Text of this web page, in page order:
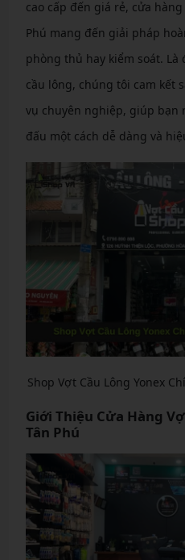
cao cấp đến giá rẻ, cửa hàng
Phú mang đến giải pháp
phòng thủ hay kiểm soát.
cầu lông, chúng tôi cam kết
vụ chuyên nghiệp, giúp bạn
đấu một cách dễ dàng và
Shop Vợt Cầu Lông Yonex
Giới Thiệu Cửa Hàng
Tân Phú